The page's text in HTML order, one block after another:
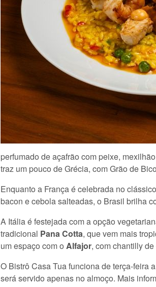
perfumado de açafrão com peixe,
traz um pouco de Grécia, com Grão de
Enquanto a França é celebrada no clássico
bacon e cebola salteadas, o Brasil brilha
A Itália é festejada com a opção
tradicional Pana Cotta, que vem mais
um espaço com o Alfajor, com chantilly
O Bistrô Casa Tua funciona de terça-feira
será servido apenas no almoço. Mais